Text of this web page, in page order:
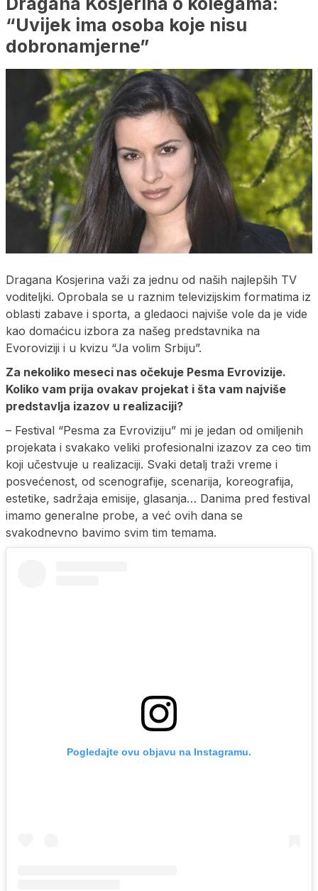
“Uvijek ima osoba koje nisu
dobronamjerne”
Dragana Kosjerina važi za jednu od naših najlepših TV
voditeljki. Oprobala se u raznim televizijskim formatima iz
oblasti zabave i sporta, a gledaoci najviše vole da je vide
kao domaćicu izbora za našeg predstavnika na
Evoroviziji i u kvizu “Ja volim Srbiju”.
Za nekoliko meseci nas očekuje Pesma Evrovizije.
Koliko vam prija ovakav projekat i šta vam najviše
predstavlja izazov u realizaciji?
– Festival “Pesma za Evroviziju” mi je jedan od omiljenih
projekata i svakako veliki profesionalni izazov za ceo tim
koji učestvuje u realizaciji. Svaki detalj traži vreme i
posvećenost, od scenografije, scenarija, koreografija,
estetike, sadržaja emisije, glasanja… Danima pred festival
imamo generalne probe, a već ovih dana se
svakodnevno bavimo svim tim temama.
Pogledajte ovu objavu na Instagramu.